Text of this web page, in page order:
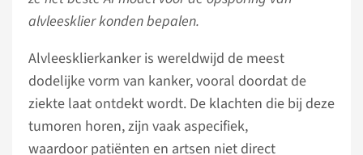
alvleesklier konden bepalen.
Alvleesklierkanker is wereldwijd de meest
dodelijke vorm van kanker, vooral doordat de
ziekte laat ontdekt wordt. De klachten die bij deze
tumoren horen, zijn vaak aspecifiek,
waardoor patiënten en artsen niet direct